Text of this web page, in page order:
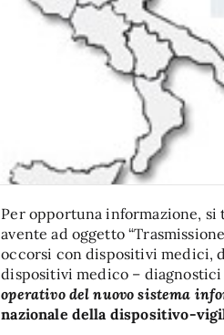
Per opportuna informazione, si
avente ad oggetto
occorsi con dispositivi medici,
dispositivi medico –
operativo del nuovo sistema
nazionale della dispositivo-